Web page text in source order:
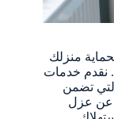
منزلك
نقدم خدمات
تضمن
عن عزل